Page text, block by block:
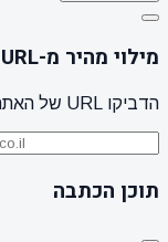
מילוי מהיר מ-URL
הדביקו URL של האתר שלכם — AI ינתח, יחקור וימלא אוטומטית שם מותג, קהל יעד, סגנון + 3 הצעות נושאים
תוכן הכתבה